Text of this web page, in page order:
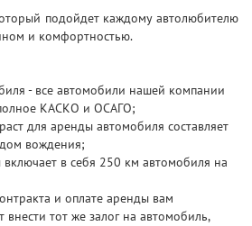
подойдет каждому автолюбителю
и комфортностью.
- все автомобили нашей компании
КАСКО и ОСАГО;
для аренды автомобиля составляет
вождения;
в себя 250 км автомобиля на
и оплате аренды вам
тот же залог на автомобиль,